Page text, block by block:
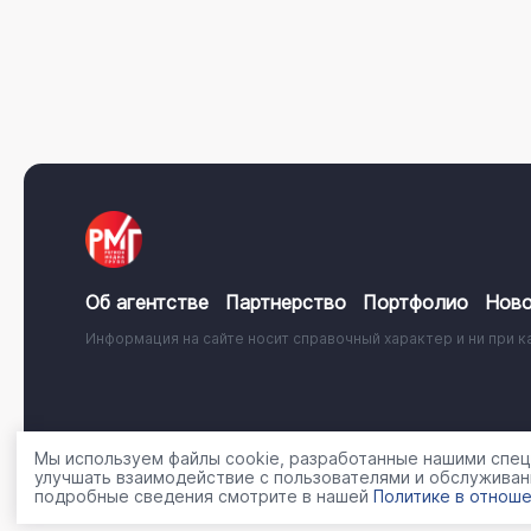
Об агентстве Партнерство Портфолио
Информация на сайте носит справочный характер и ни при
© 2001 - 2026, ООО «Регион Медиа Групп» Политика
Мы используем файлы cookie, разработанные нашими
улучшать взаимодействие с пользователями и
подробные сведения смотрите в нашей Политике в